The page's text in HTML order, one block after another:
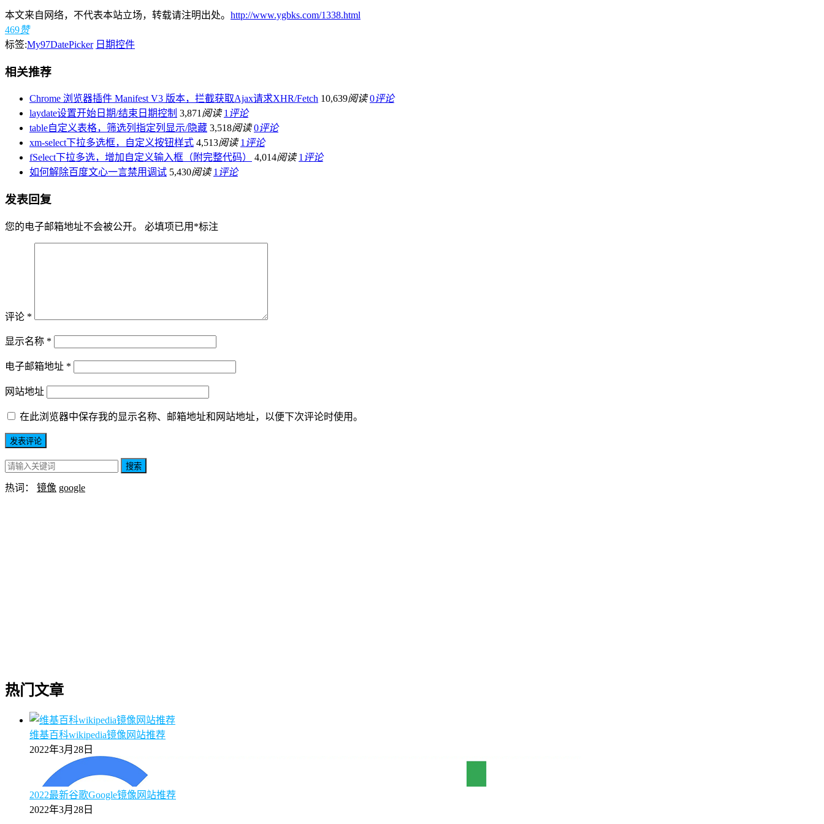
本文来自网络，不代表本站立场，转载请注明出处。 http://www.ygbks.com/1338.html
469赞
标签:My97DatePicker 日期控件
相关推荐
Chrome 浏览器插件 Manifest V3 版本，拦截获取Ajax请求XHR/Fetch 10,639阅读 0评论
laydate设置开始日期/结束日期控制 3,871 阅读 1 评论
table自定义表格，筛选列指定列显示/隐藏 3,518阅读 0评论
xm-select下拉多选框，自定义按钮样式 4,513阅读 1 评论
fSelect下拉多选，增加自定义输入框（附完整代码）
4,014阅读 1 评论
如何解除百度文心一言禁用调试 5,430阅读 1 评论
发表回复
您的电子邮箱地址不会被公开。 必填项已用 *标注
评论 *
显示名称 *
电子邮箱地址 *
网站地址
在此浏览器中保存我的显示名称、邮箱地址和网站地址，以便下次评论时使用。
搜索
热词： 镜像 google
热门文章
维基百科wikipedia镜像网站推荐
2022年3月28日
2022最新谷歌Google镜像网站推荐
2022年3月28日